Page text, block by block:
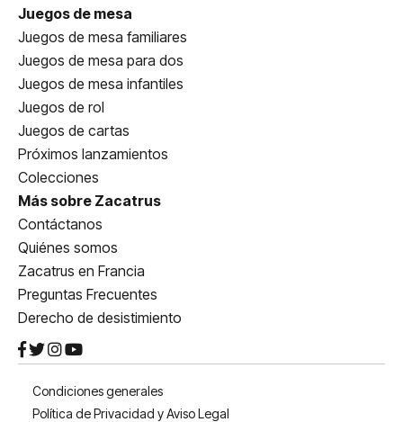
Juegos de mesa
Juegos de mesa familiares
Juegos de mesa para dos
Juegos de mesa infantiles
Juegos de rol
Juegos de cartas
Próximos lanzamientos
Colecciones
Más sobre Zacatrus
Contáctanos
Quiénes somos
Zacatrus en Francia
Preguntas Frecuentes
Derecho de desistimiento
Condiciones generales
Política de Privacidad y Aviso Legal